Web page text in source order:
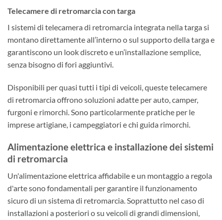
Telecamere di retromarcia con targa
I sistemi di telecamera di retromarcia integrata nella targa si
montano direttamente all’interno o sul supporto della targa e
garantiscono un look discreto e un’installazione semplice,
senza bisogno di fori aggiuntivi.
Disponibili per quasi tutti i tipi di veicoli, queste telecamere
di retromarcia offrono soluzioni adatte per auto, camper,
furgoni e rimorchi. Sono particolarmente pratiche per le
imprese artigiane, i campeggiatori e chi guida rimorchi.
Alimentazione elettrica e installazione dei sistemi
di retromarcia
Un'alimentazione elettrica affidabile e un montaggio a regola
d'arte sono fondamentali per garantire il funzionamento
sicuro di un sistema di retromarcia. Soprattutto nel caso di
installazioni a posteriori o su veicoli di grandi dimensioni,